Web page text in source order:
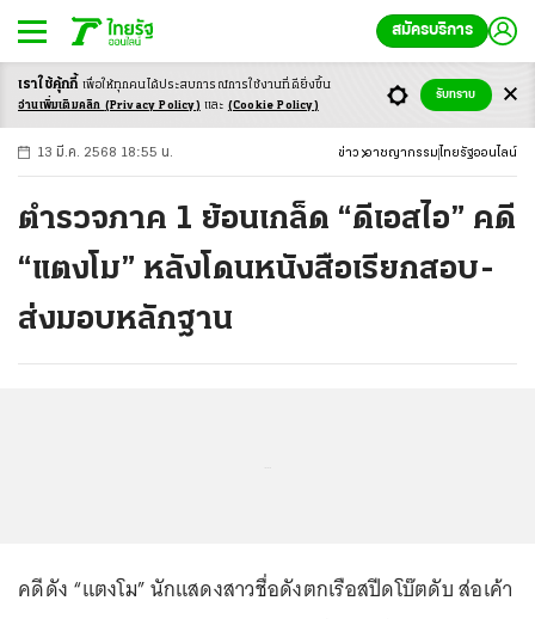
สมัครบริการ
-ก ก ก+
13 มี.ค. 2568 18:55 น. ข่าว อาชญากรรม ไทยรัฐออนไลน์
ตำรวจภาค 1 ย้อนเกล็ด “ดีเอสไอ” คดี
“แตงโม” หลังโดนหนังสือเรียกสอบ-
ส่งมอบหลักฐาน
คดีดัง “แตงโม” นักแสดงสาวชื่อดังตกเรือสปีดโบ๊ตดับ ส่อเค้า
เราใช้คุ้กกี้ เพื่อให้ทุกคนได้ประสบการณ์การใช้งานที่ดียิ่งขึ้น
อ่านเพิ่มเติมคลิก (Privacy Policy) และ (Cookie Policy)
รับทราบ